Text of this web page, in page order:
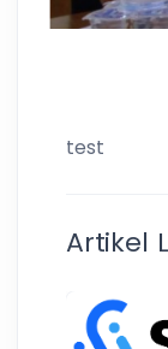
test
Artikel